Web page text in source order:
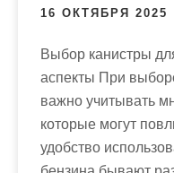
16 ОКТЯБРЯ 2025
Выбор канистры
аспекты При
важно учитывать
которые могут
удобство